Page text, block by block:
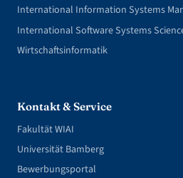
International Information Systems
International Software Systems
Wirtschaftsinformatik
Kontakt & Service
Fakultät WIAI
Universität Bamberg
Bewerbungsportal